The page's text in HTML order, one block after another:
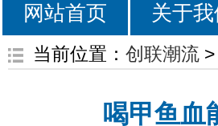
网站首页 关于我
当前位置： 创联潮流
喝甲鱼血